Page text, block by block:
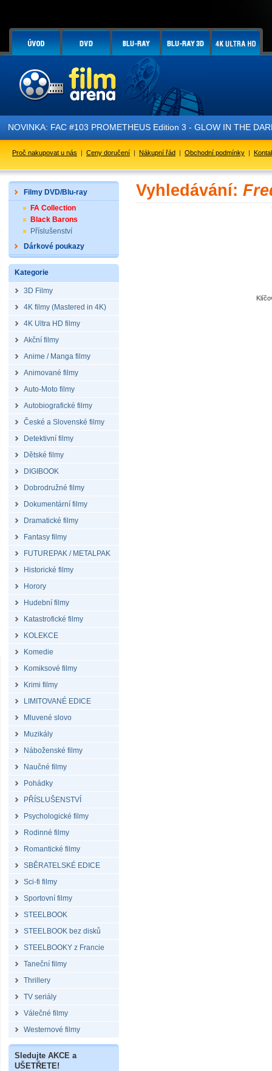
NOVINKA: FAC #103 PROMETHEUS Edition 3 - GLOW IN THE
Proč nakupovat u nás | Ceny doručení | Nákupní řád | Obchodní podmínky |
Filmy DVD/Blu-ray
FA Collection
Black Barons
Příslušenství
Dárkové poukazy
Kategorie
3D Filmy
4K filmy (Mastered in 4K)
4K Ultra HD filmy
Akční filmy
Anime / Manga filmy
Animované filmy
Auto-Moto filmy
Autobiografické filmy
České a Slovenské filmy
Detektivní filmy
Dětské filmy
DIGIBOOK
Dobrodružné filmy
Dokumentární filmy
Dramatické filmy
Fantasy filmy
FUTUREPAK / METALPAK
Historické filmy
Horory
Hudební filmy
Katastrofické filmy
KOLEKCE
Komedie
Komiksové filmy
Krimi filmy
LIMITOVANÉ EDICE
Mluvené slovo
Muzikály
Náboženské filmy
Naučné filmy
Pohádky
PŘÍSLUŠENSTVÍ
Psychologické filmy
Rodinné filmy
Romantické filmy
SBĚRATELSKÉ EDICE
Sci-fi filmy
Sportovní filmy
STEELBOOK
STEELBOOK bez disků
STEELBOOKY z Francie
Taneční filmy
Thrillery
TV seriály
Válečné filmy
Westernové filmy
Sledujte AKCE a
UŠETŘETE!
Vyhledávání: